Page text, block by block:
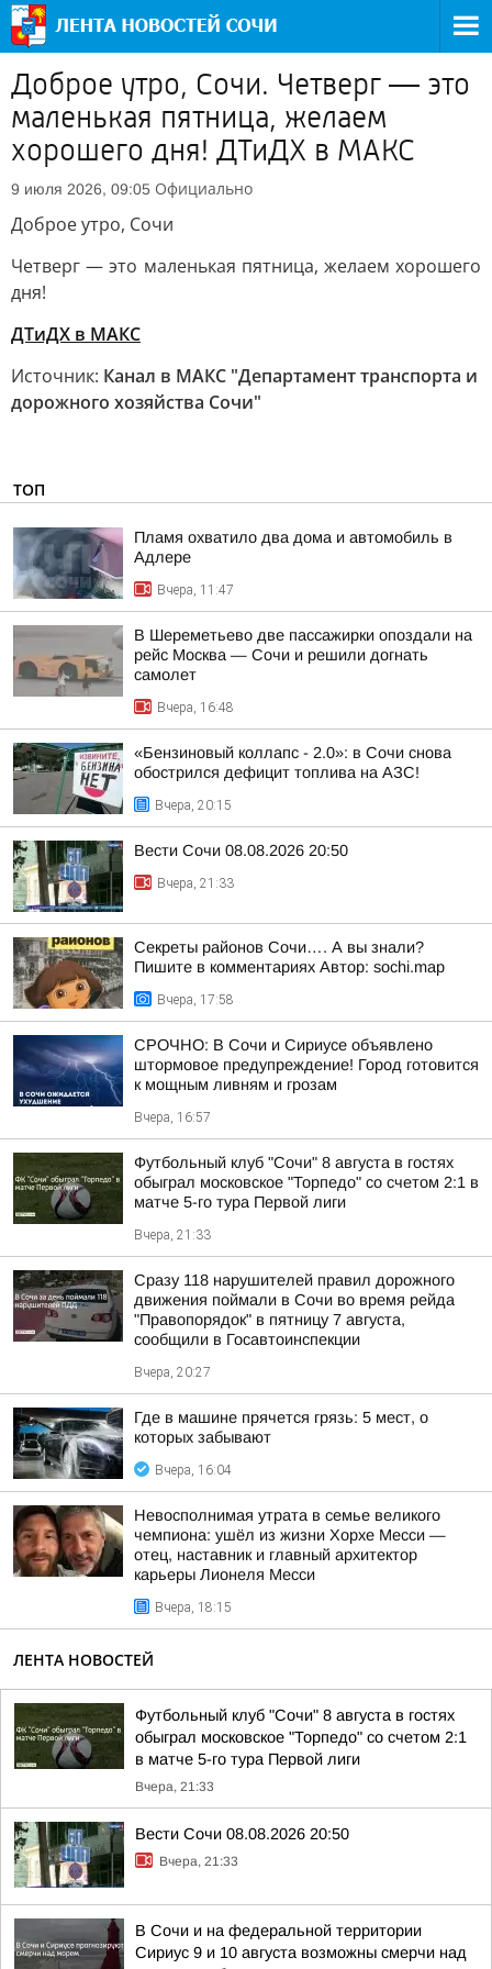
Доброе утро, Сочи. Четверг — это
маленькая пятница, желаем
хорошего дня! ДТиДХ в МАКС
9 июля 2026, 09:05 Официально
Доброе утро, Сочи
Четверг — это маленькая пятница, желаем хорошего
дня!
ДТиДХ в МАКС
Источник: Канал в МАКС "Департамент транспорта и
дорожного хозяйства Сочи"
ТОП
Пламя охватило два дома и автомобиль в
Адлере
Вчера, 11:47
В Шереметьево две пассажирки опоздали на
рейс Москва — Сочи и решили догнать
самолет
Вчера, 16:48
«Бензиновый коллапс - 2.0»: в Сочи снова
обострился дефицит топлива на АЗС!
Вчера, 20:15
Вести Сочи 08.08.2026 20:50
Вчера, 21:33
Секреты районов Сочи…. А вы знали?
Пишите в комментариях Автор: sochi.map
Вчера, 17:58
СРОЧНО: В Сочи и Сириусе объявлено
штормовое предупреждение! Город готовится
к мощным ливням и грозам
Вчера, 16:57
Футбольный клуб "Сочи" 8 августа в гостях
обыграл московское "Торпедо" со счетом 2:1 в
матче 5-го тура Первой лиги
Вчера, 21:33
Сразу 118 нарушителей правил дорожного
движения поймали в Сочи во время рейда
"Правопорядок" в пятницу 7 августа,
сообщили в Госавтоинспекции
Вчера, 20:27
Где в машине прячется грязь: 5 мест, о
которых забывают
Вчера, 16:04
Невосполнимая утрата в семье великого
чемпиона: ушёл из жизни Хорхе Месси —
отец, наставник и главный архитектор
карьеры Лионеля Месси
Вчера, 18:15
ЛЕНТА НОВОСТЕЙ
Футбольный клуб "Сочи" 8 августа в гостях
обыграл московское "Торпедо" со счетом 2:1
в матче 5-го тура Первой лиги
Вчера, 21:33
Вести Сочи 08.08.2026 20:50
Вчера, 21:33
В Сочи и на федеральной территории
Сириус 9 и 10 августа возможны смерчи над